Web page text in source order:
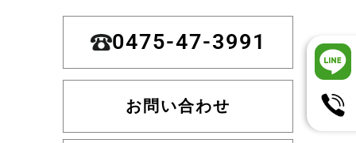
0475-47-3991
お問い合わせ